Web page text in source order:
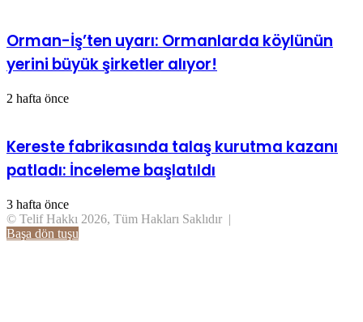
Orman-İş’ten uyarı: Ormanlarda köylünün
yerini büyük şirketler alıyor!
2 hafta önce
Kereste fabrikasında talaş kurutma kazanı
patladı: İnceleme başlatıldı
3 hafta önce
© Telif Hakkı 2026, Tüm Hakları Saklıdır |
Başa dön tuşu